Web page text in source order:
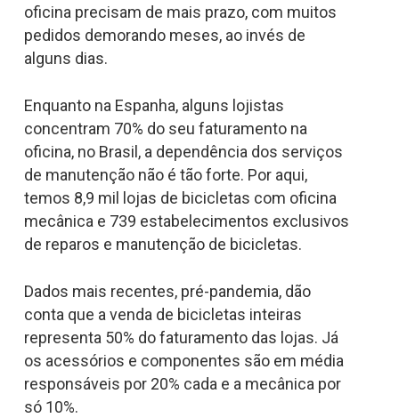
oficina precisam de mais prazo, com muitos
pedidos demorando meses, ao invés de
alguns dias.
Enquanto na Espanha, alguns lojistas
concentram 70% do seu faturamento na
oficina, no Brasil, a dependência dos serviços
de manutenção não é tão forte. Por aqui,
temos 8,9 mil lojas de bicicletas com oficina
mecânica e 739 estabelecimentos exclusivos
de reparos e manutenção de bicicletas.
Dados mais recentes, pré-pandemia, dão
conta que a venda de bicicletas inteiras
representa 50% do faturamento das lojas. Já
os acessórios e componentes são em média
responsáveis por 20% cada e a mecânica por
só 10%.